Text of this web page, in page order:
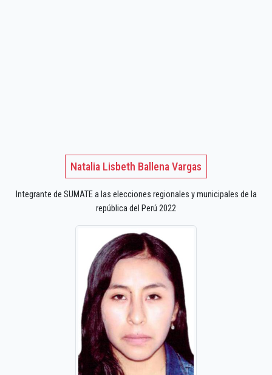
Natalia Lisbeth Ballena Vargas
Integrante de SUMATE a las elecciones regionales y municipales de la
república del Perú 2022